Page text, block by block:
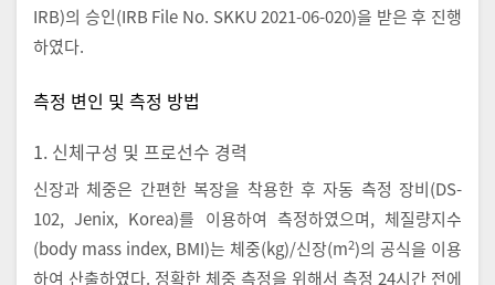
IRB)의 승인(IRB File No. SKKU 2021-06-020)을 받은 후 진행
하였다.
측정 변인 및 측정 방법
1. 신체구성 및 프로선수 경력
신장과 체중은 간편한 복장을 착용한 후 자동 측정 장비(DS-
102, Jenix, Korea)를 이용하여 측정하였으며, 체질량지수
(body mass index, BMI)는 체중(kg)/신장(m2)의 공식을 이용
하여 산출하였다. 정확한 체중 측정을 위해서 측정 24시간 전에